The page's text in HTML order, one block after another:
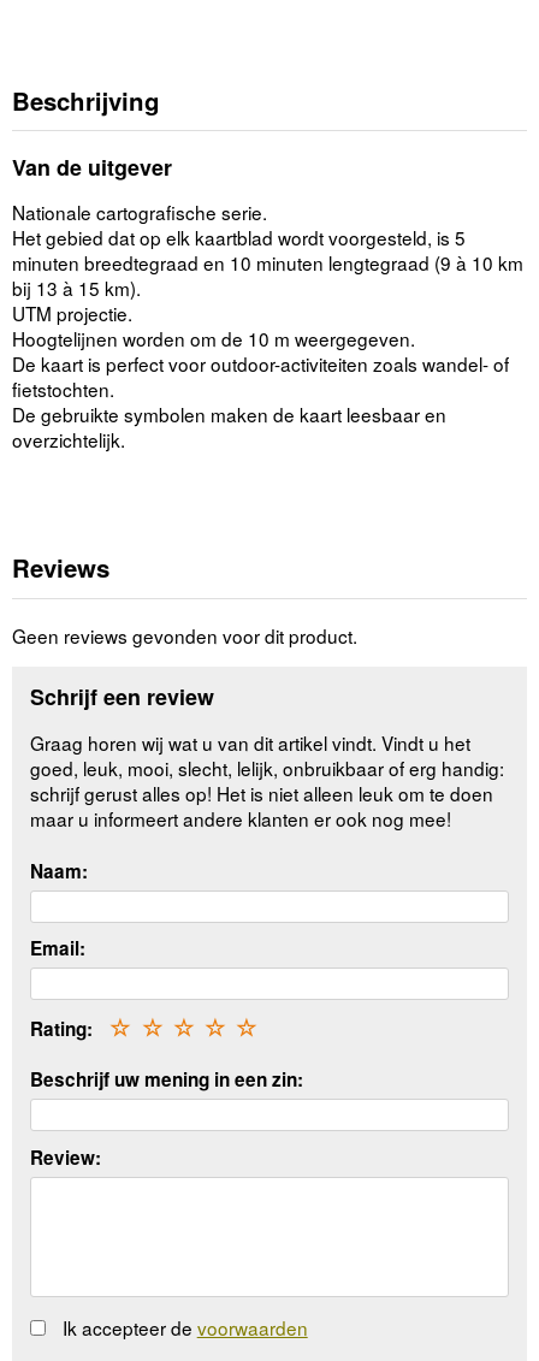
Beschrijving
Van de uitgever
Nationale cartografische serie.
Het gebied dat op elk kaartblad wordt voorgesteld, is 5
minuten breedtegraad en 10 minuten lengtegraad (9 à 10 km
bij 13 à 15 km).
UTM projectie.
Hoogtelijnen worden om de 10 m weergegeven.
De kaart is perfect voor outdoor-activiteiten zoals wandel- of
fietstochten.
De gebruikte symbolen maken de kaart leesbaar en
overzichtelijk.
Reviews
Geen reviews gevonden voor dit product.
Schrijf een review
Graag horen wij wat u van dit artikel vindt. Vindt u het
goed, leuk, mooi, slecht, lelijk, onbruikbaar of erg handig:
schrijf gerust alles op! Het is niet alleen leuk om te doen
maar u informeert andere klanten er ook nog mee!
Naam:
Email:
Rating: ☆
☆
☆
☆
☆
Beschrijf uw mening in een zin:
Review:
Ik accepteer de voorwaarden